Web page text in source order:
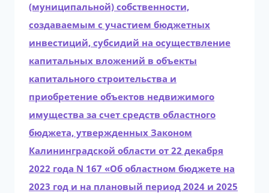
(муниципальной) собственности,
создаваемым с участием бюджетных
инвестиций, субсидий на осуществление
капитальных вложений в объекты
капитального строительства и
приобретение объектов недвижимого
имущества за счет средств областного
бюджета, утвержденных Законом
Калининградской области от 22 декабря
2022 года N 167 «Об областном бюджете на
2023 год и на плановый период 2024 и 2025